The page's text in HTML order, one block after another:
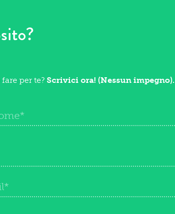
per te? Scrivici ora! (Nessun impegno).